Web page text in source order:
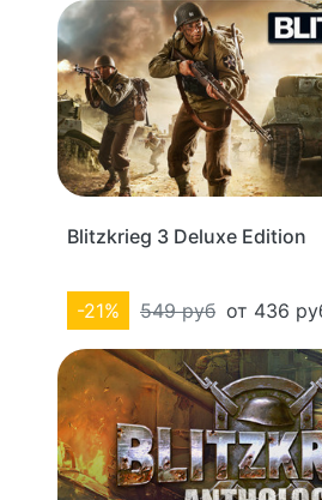
Blitzkrieg 3 Deluxe Edition
-21% 549 руб от 436